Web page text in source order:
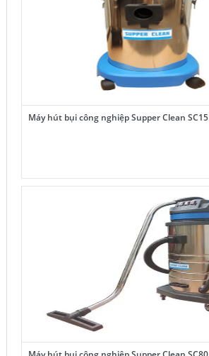
Máy hút bụi công nghiệp Supper Clean SC15